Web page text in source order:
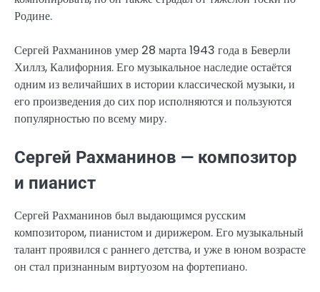
Родине.
Сергей Рахманинов умер 28 марта 1943 года в Беверли
Хиллз, Калифорния. Его музыкальное наследие остаётся
одним из величайших в истории классической музыки, и
его произведения до сих пор исполняются и пользуются
популярностью по всему миру.
Сергей Рахманинов — композитор
и пианист
Сергей Рахманинов был выдающимся русским
композитором, пианистом и дирижером. Его музыкальный
талант проявился с раннего детства, и уже в юном возрасте
он стал признанным виртуозом на фортепиано.